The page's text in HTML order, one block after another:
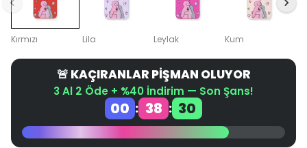
Kırmızı Lila Leylak Kum
🚨 KAÇIRANLAR PİŞMAN OLUYOR
3 Al 2 Öde + %40 İndirim — Son Şans!
00 : 38 : 30